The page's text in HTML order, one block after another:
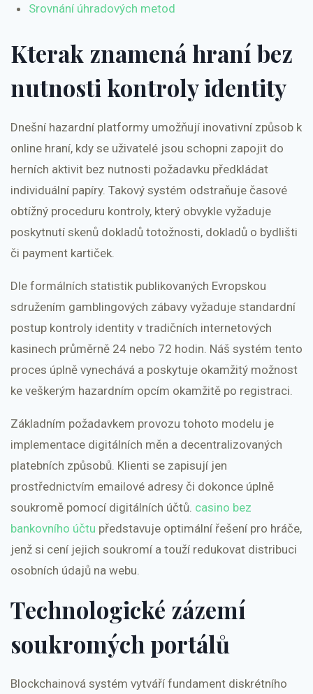
Srovnání úhradových metod
Kterak znamená hraní bez
nutnosti kontroly identity
Dnešní hazardní platformy umožňují inovativní způsob k
online hraní, kdy se uživatelé jsou schopni zapojit do
herních aktivit bez nutnosti požadavku předkládat
individuální papíry. Takový systém odstraňuje časové
obtížný proceduru kontroly, který obvykle vyžaduje
poskytnutí skenů dokladů totožnosti, dokladů o bydlišti
či payment kartiček.
Dle formálních statistik publikovaných Evropskou
sdružením gamblingových zábavy vyžaduje standardní
postup kontroly identity v tradičních internetových
kasinech průměrně 24 nebo 72 hodin. Náš systém tento
proces úplně vynechává a poskytuje okamžitý možnost
ke veškerým hazardním opcím okamžitě po registraci.
Základním požadavkem provozu tohoto modelu je
implementace digitálních měn a decentralizovaných
platebních způsobů. Klienti se zapisují jen
prostřednictvím emailové adresy či dokonce úplně
soukromě pomocí digitálních účtů. casino bez
bankovního účtu představuje optimální řešení pro hráče,
jenž si cení jejich soukromí a touží redukovat distribuci
osobních údajů na webu.
Technologické zázemí
soukromých portálů
Blockchainová systém vytváří fundament diskrétního